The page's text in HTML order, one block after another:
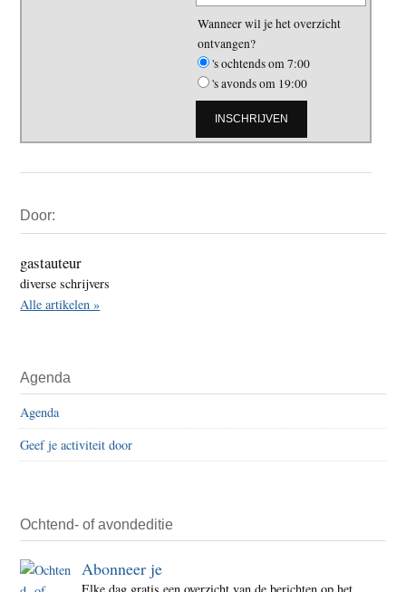
Wanneer wil je het overzicht
ontvangen?
's ochtends om 7:00
's avonds om 19:00
Sidebar
Door:
gastauteur
diverse schrijvers
Alle artikelen »
Agenda
Agenda
Geef je activiteit door
Ochtend- of avondeditie
Abonneer je